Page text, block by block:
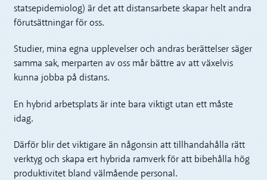
statsepidemiolog) är det att distansarbete skapar helt andra
förutsättningar för oss.
Studier, mina egna upplevelser och andras berättelser säger
samma sak, merparten av oss mår bättre av att växelvis
kunna jobba på distans.
En hybrid arbetsplats är inte bara viktigt utan ett måste
idag.
Därför blir det viktigare än någonsin att tillhandahålla rätt
verktyg och skapa ert hybrida ramverk för att bibehålla hög
produktivitet bland välmående personal.